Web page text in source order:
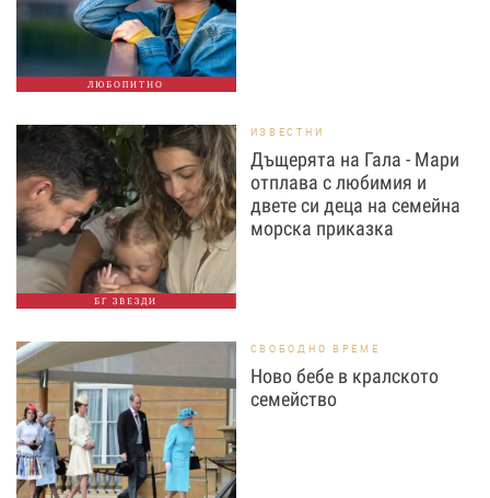
ЛЮБОПИТНО
БГ ЗВЕЗДИ
ИЗВЕСТНИ
Дъщерята на Гала - Мари
отплава с любимия и
двете си деца на семейна
морска приказка
СВОБОДНО ВРЕМЕ
Ново бебе в кралското
семейство